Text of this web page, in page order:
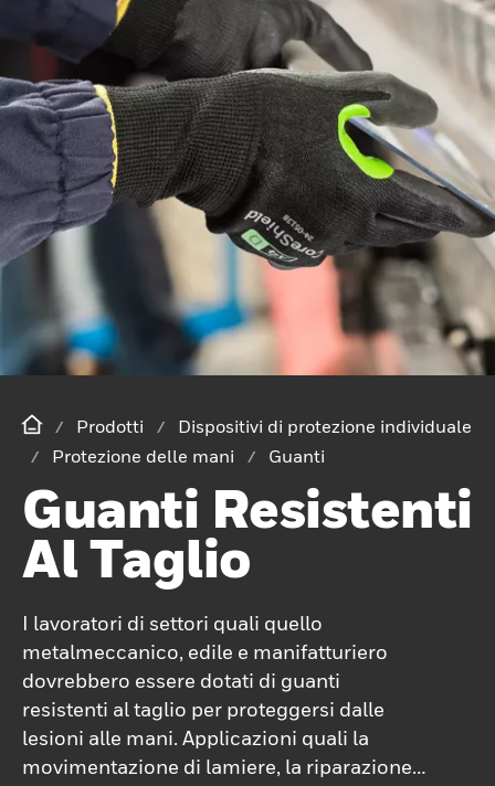
Prodotti
Dispositivi di protezione individuale
Protezione delle mani
Guanti
Guanti Resistenti
Al Taglio
I lavoratori di settori quali quello
metalmeccanico, edile e manifatturiero
dovrebbero essere dotati di guanti
resistenti al taglio per proteggersi dalle
lesioni alle mani. Applicazioni quali la
movimentazione di lamiere, la riparazione